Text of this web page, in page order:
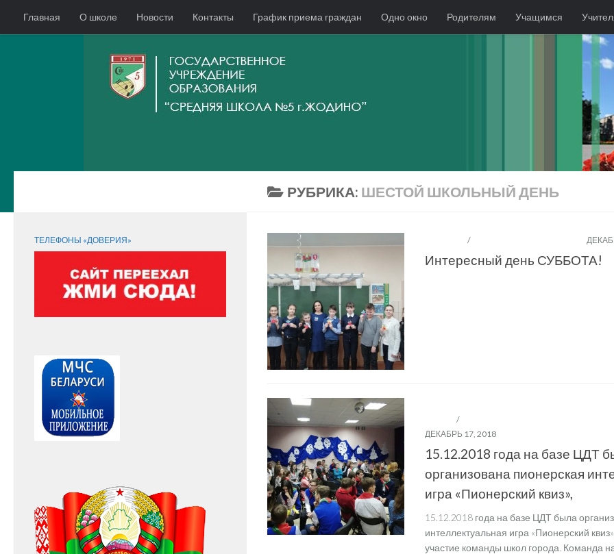
Главная О школе Новости Контакты График приема граждан Одно окно Родителям Учащимся
РУБРИКА: ШЕСТОЙ ШКОЛЬНЫЙ ДЕНЬ
/
Интересный день СУББОТА!
/
ДЕКАБРЬ 17, 2018
15.12.2018 года на базе ЦДТ
организована пионерская
игра «Пионерский квиз»,
15.12.2018 года на базе ЦДТ была
интеллектуальная игра «Пионерский
участие команды школ города. Команда
ТЕЛЕФОНЫ «ДОВЕРИЯ»